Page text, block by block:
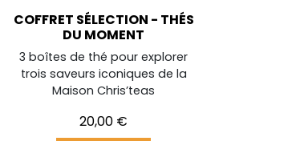
COFFRET SÉLECTION - THÉS
DU MOMENT
3 boîtes de thé pour explorer
trois saveurs iconiques de la
Maison Chris’teas
Prix
20,00 €